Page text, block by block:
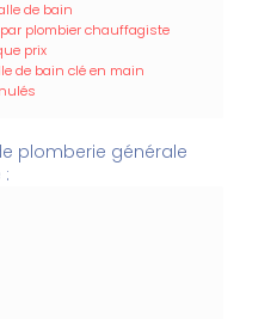
de bain
plombier chauffagiste
prix
de bain clé en main
de plomberie générale